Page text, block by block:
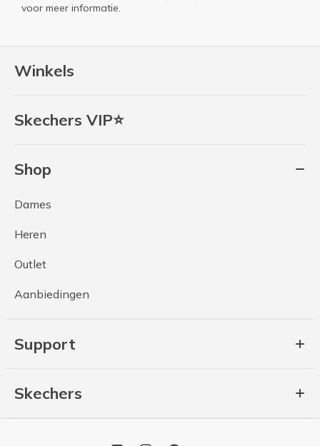
Winkels
Skechers VIP⭐
Shop
Dames
Heren
Outlet
Aanbiedingen
Support
Skechers
voor meer informatie.